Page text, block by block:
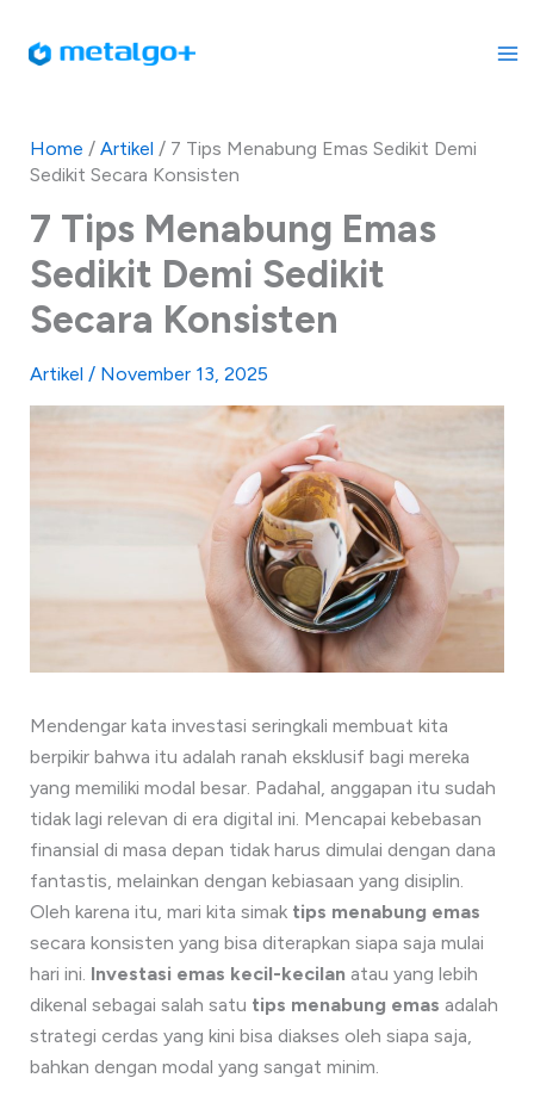
Home / Artikel / 7 Tips Menabung Emas Sedikit Demi
Sedikit Secara Konsisten
7 Tips Menabung Emas
Sedikit Demi Sedikit
Secara Konsisten
Artikel / November 13, 2025
Mendengar kata investasi seringkali membuat kita
berpikir bahwa itu adalah ranah eksklusif bagi mereka
yang memiliki modal besar. Padahal, anggapan itu sudah
tidak lagi relevan di era digital ini. Mencapai kebebasan
finansial di masa depan tidak harus dimulai dengan dana
fantastis, melainkan dengan kebiasaan yang disiplin.
Oleh karena itu, mari kita simak tips menabung emas
secara konsisten yang bisa diterapkan siapa saja mulai
hari ini. Investasi emas kecil-kecilan atau yang lebih
dikenal sebagai salah satu tips menabung emas adalah
strategi cerdas yang kini bisa diakses oleh siapa saja,
bahkan dengan modal yang sangat minim.